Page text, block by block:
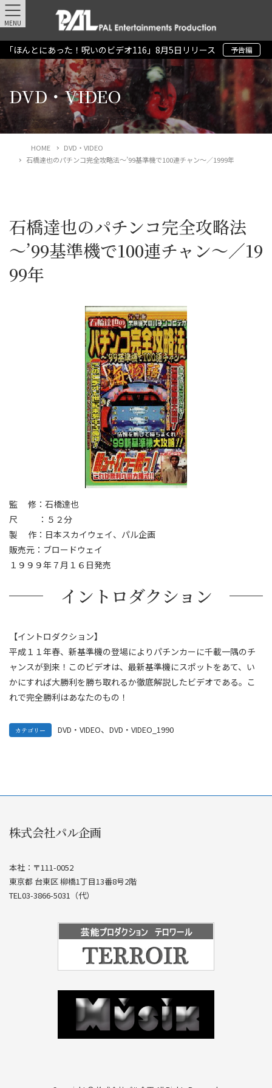
「ほんとにあった！呪いのビデオ116」8月5日リリース 予告編
DVD・VIDEO
HOME
DVD・VIDEO
石橋達也のパチンコ完全攻略法～’99基準機で100連チャン～／1999年
石橋達也のパチンコ完全攻略法
～’99基準機で100連チャン～／19
99年
監 修：石橋達也
尺 ：５２分
製 作：日本スカイウェイ、パル企画
販売元：ブロードウェイ
１９９９年７月１６日発売
イントロダクション
【イントロダクション】
平成１１年春、新基準機の登場によりパチンカーに千載一隅のチ
ャンスが到来！このビデオは、最新基準機にスポットをあて、い
かにすれば大勝利を勝ち取れるか徹底解説したビデオである。こ
れで完全勝利はあなたのもの！
カテゴリー DVD・VIDEO、 DVD・VIDEO_1990
株式会社パル企画
本社：〒111-0052
東京都 台東区 柳橋1丁目13番8号2階
TEL03-3866-5031（代）
MENU